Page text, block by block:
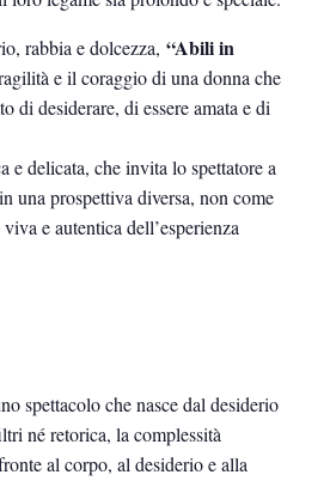
rabbia e dolcezza, “Abili in
e il coraggio di una donna che
di desiderare, di essere amata e di
e delicata, che invita lo spettatore a
una prospettiva diversa, non come
e autentica dell’esperienza
spettacolo che nasce dal desiderio
né retorica, la complessità
al corpo, al desiderio e alla